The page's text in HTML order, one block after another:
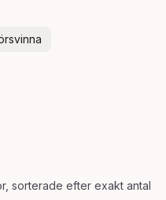
, sorterade efter exakt antal